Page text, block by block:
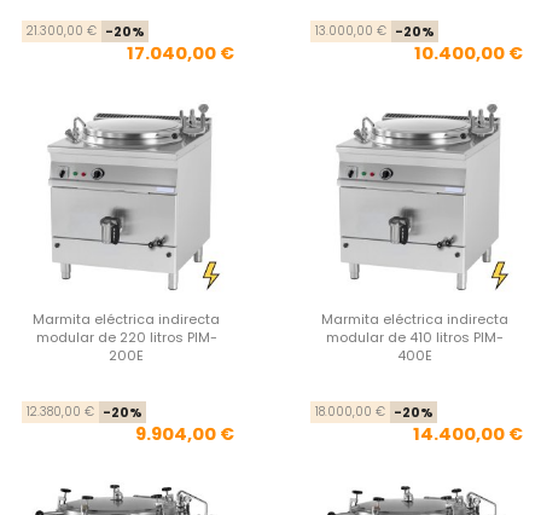
Precio base
21.300,00 € -20%
17.040,00 €
13.000,00 € -20%
10.400,00 €
Marmita eléctrica indirecta
modular de 220 litros PIM-
200E
Precio base
12.380,00 € -20%
9.904,00 €
Marmita eléctrica indirecta
modular de 410 litros PIM-
400E
18.000,00 € -20%
14.400,00 €